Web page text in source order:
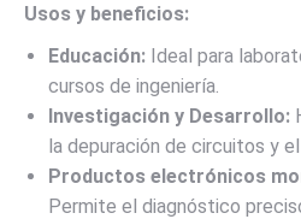
Usos y beneficios:
Educación: Ideal para
cursos de ingeniería.
Investigación y Desarrollo:
la depuración de circuitos y
Productos electrónicos
Permite el diagnóstico